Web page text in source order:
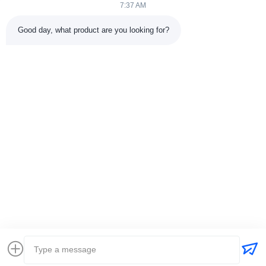
Домой
Продукция
7:37 AM
Good day, what product are you looking for?